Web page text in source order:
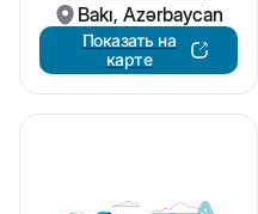
00
Bakı, Azərbaycan
Показать на
карте